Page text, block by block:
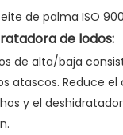
de lodos:
de alta/baja
atascos. Reduce
y el